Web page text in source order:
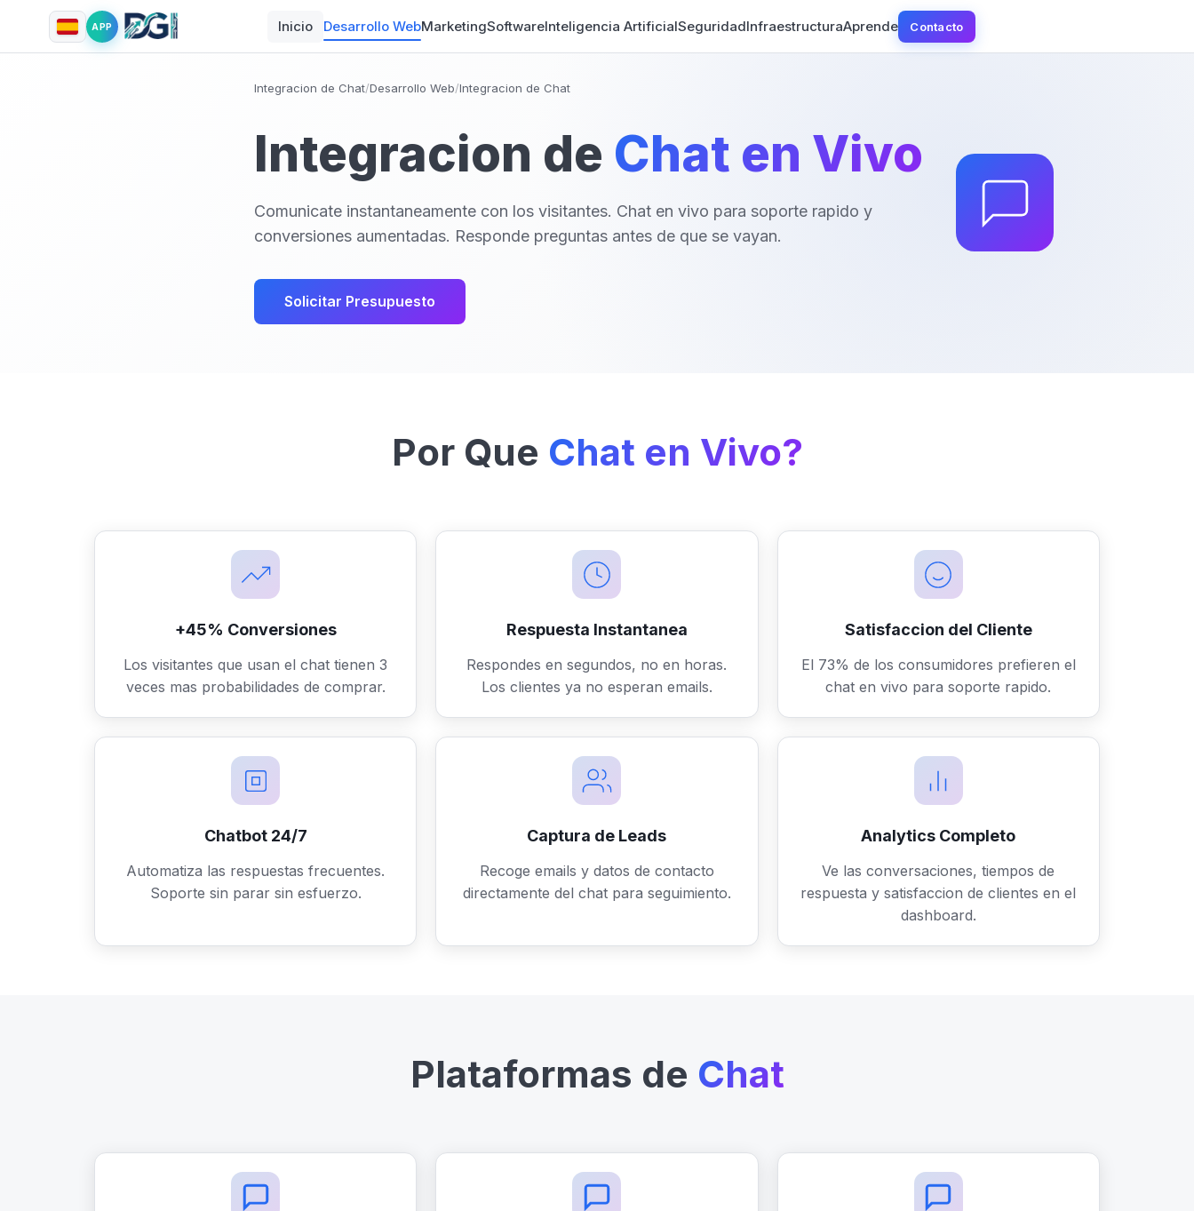
APP Inicio Desarrollo WebMarketingSoftwareInteligencia ArtificialSeguridadInfraestructuraAprende Contacto
Integracion de Chat/Desarrollo Web/Integracion de Chat
Integracion de Chat en Vivo
Comunicate instantaneamente con los visitantes. Chat en vivo para soporte rapido y
conversiones aumentadas. Responde preguntas antes de que se vayan.
Solicitar Presupuesto
Por Que Chat en Vivo?
+45% Conversiones
Los visitantes que usan el chat tienen 3
veces mas probabilidades de comprar.
Respuesta Instantanea
Respondes en segundos, no en horas.
Los clientes ya no esperan emails.
Satisfaccion del Cliente
El 73% de los consumidores prefieren el
chat en vivo para soporte rapido.
Chatbot 24/7
Automatiza las respuestas frecuentes.
Soporte sin parar sin esfuerzo.
Captura de Leads
Recoge emails y datos de contacto
directamente del chat para seguimiento.
Analytics Completo
Ve las conversaciones, tiempos de
respuesta y satisfaccion de clientes en el
dashboard.
Plataformas de Chat